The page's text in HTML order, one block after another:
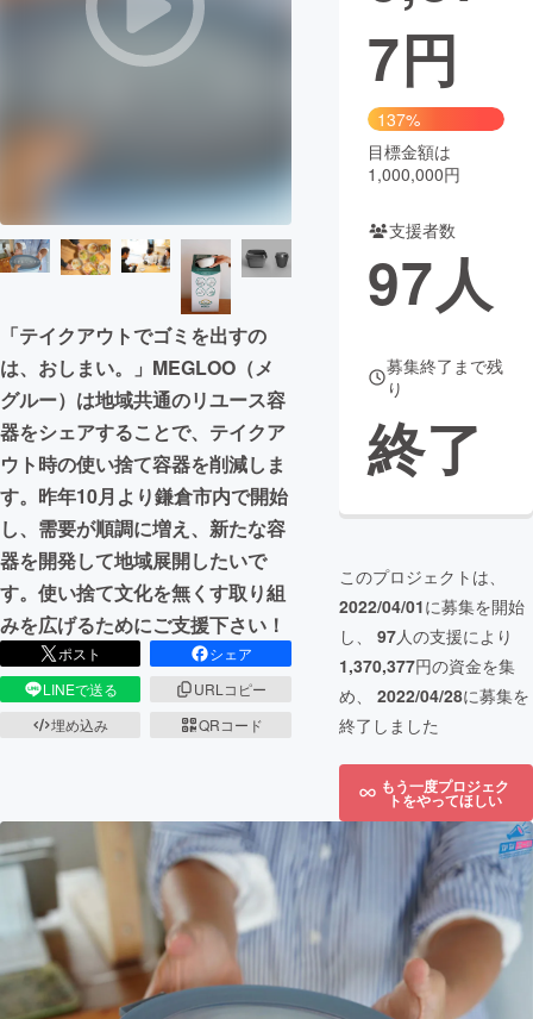
まちづくり・地域活性化
CAMPFIRE Creation
コミュニティ
「テイクアウトでゴミを出すの
は、おしまい。」MEGLOO（メ
グルー）は地域共通のリユース容
器をシェアすることで、テイクア
ウト時の使い捨て容器を削減しま
す。昨年10月より鎌倉市内で開始
し、需要が順調に増え、新たな容
器を開発して地域展開したいで
す。使い捨て文化を無くす取り組
みを広げるためにご支援下さい！
ポスト
シェア
LINEで送る
URLコピー
埋め込み
QRコード
7円
137%
目標金額は
1,000,000円
支援者数
97人
募集終了まで残
り
終了
このプロジェクトは、
2022/04/01に募集を開始
し、 97人の支援により
1,370,377円の資金を集
め、 2022/04/28に募集を
終了しました
もう一度プロジェク
トをやってほしい